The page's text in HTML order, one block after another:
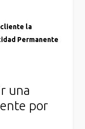
cliente la
Permanente
una
por